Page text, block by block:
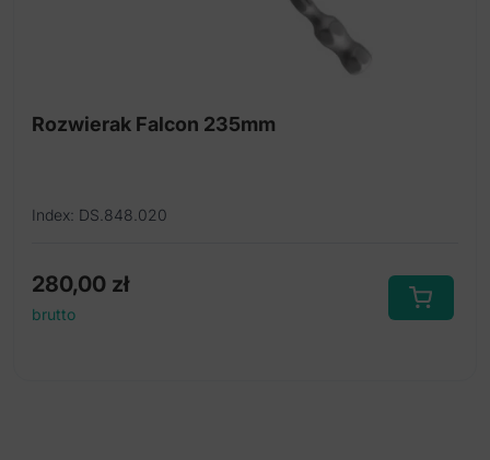
Rozwierak Falcon 235mm
Index: DS.848.020
280,00 zł
brutto